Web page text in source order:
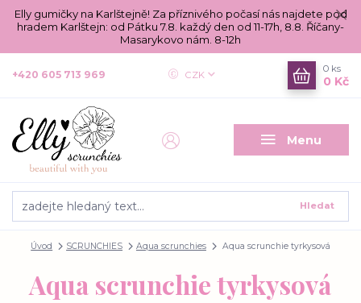
Elly gumičky na Karlštejně! Za příznivého počasí nás najdete pod
hradem Karlštejn: od Pátku 7.8. každý den od 11-17h, 8.8. Říčany-
Masarykovo nám. 8-12h
Menu
CZK
Hledat
+420 605 713 969
0 ks
0 Kč
Úvod SCRUNCHIES Aqua scrunchies Aqua scrunchie tyrkysová
Aqua scrunchie tyrkysová